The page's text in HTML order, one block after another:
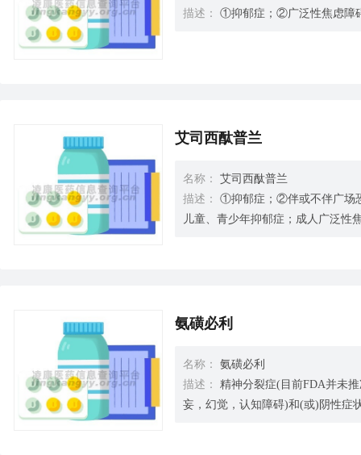
描述：
①抑郁症；②广泛性焦虑障
艾司西酞普兰
名称：
艾司西酞普兰
描述：
①抑郁症；②伴或不伴广场
儿童、青少年抑郁症；成人广泛性
氨磺必利
名称：
氨磺必利
描述：
精神分裂症(目前FDA并未
妄，幻觉，认知障碍)和(或)阴性症